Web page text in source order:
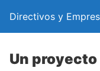
Directivos y
Un